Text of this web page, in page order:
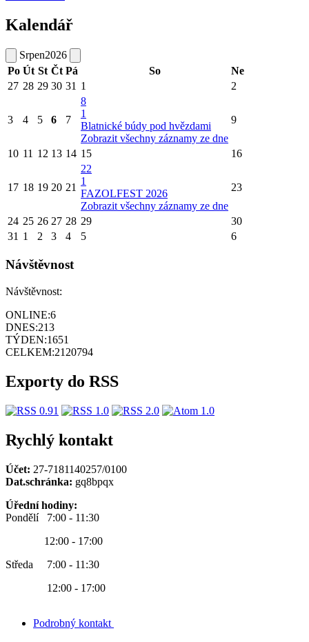
Kalendář
Srpen2026
Po Út St Čt Pá So
Ne
27 28 29 30 31 1 2
3 4 5 6 7
8
1
Blatnické búdy pod hvězdami
Zobrazit všechny záznamy ze dne
9
10 11 12 13 14 15 16
17 18 19 20 21
22
1
FAZOLFEST 2026
Zobrazit všechny záznamy ze dne
23
24 25 26 27 28 29
30
31 1 2 3 4 5 6
Návštěvnost
Návštěvnost:
ONLINE:6
DNES:213
TÝDEN:1651
CELKEM:2120794
Exporty do RSS
Rychlý kontakt
Účet: 27-7181140257/0100
Dat.schránka: gq8bpqx
Úřední hodiny:
Pondělí 7:00 - 11:30
12:00 - 17:00
Středa 7:00 - 11:30
12:00 - 17:00
Podrobný kontakt